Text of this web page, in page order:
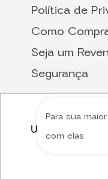
Utilizamos
Utilizamos
Para sua
com elas.
Política de
Como
Seja um
Segurança
© Copyright Leite de